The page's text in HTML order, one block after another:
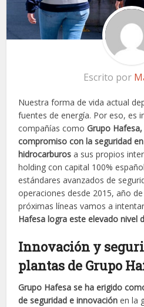
Escrito por
Nuestra forma de vida actual
fuentes de energía. Por eso, es
compañías como Grupo
compromiso con la seguridad
hidrocarburos a sus propios
holding con capital 100%
estándares avanzados de
operaciones desde 2015, año
próximas líneas vamos a
Hafesa logra este elevado nivel
Innovación y
plantas de Grupo
Grupo Hafesa se ha erigido
de seguridad e innovación en la